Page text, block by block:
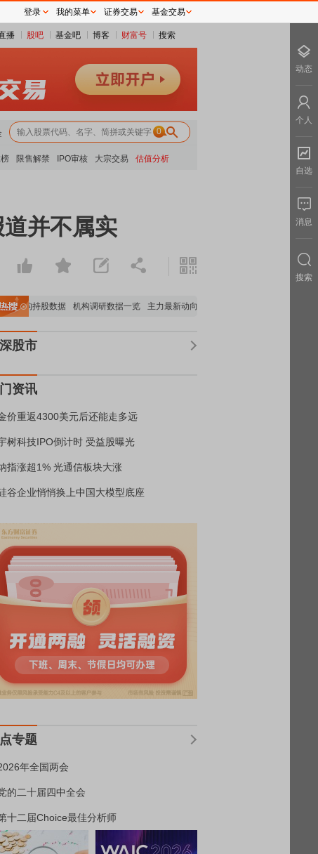
播 股吧 基金吧 博客 财富号 搜索
0
限售解禁 IPO审核 大宗交易 估值分析
并不属实
要机构持股数据 机构调研数据一览 主力最新动向
股市
资讯
价重返4300美元后还能走多远
树科技IPO倒计时 受益股曝光
指涨超1% 光通信板块大涨
谷企业悄悄换上中国大模型底座
专题
年全国两会
的二十届四中全会
十二届Choice最佳分析师
登录 我的菜单 证券交易 基金交易
动态
个人
自选
消息
搜索